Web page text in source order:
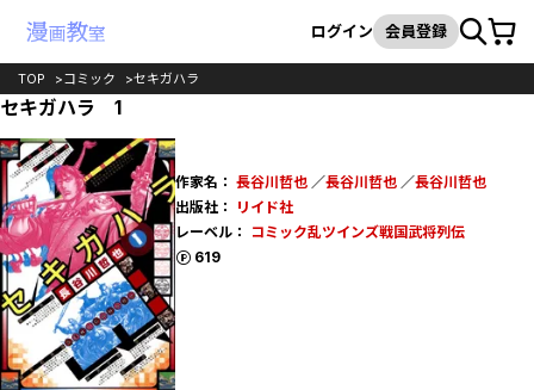
検索
ログイン 会員登録カート
TOP コミック セキガハラ
セキガハラ 1
作家名： 長谷川哲也／長谷川哲也／長谷川哲也
出版社：
リイド社
レーベル：
コミック乱ツインズ戦国武将列伝
619
ポイント